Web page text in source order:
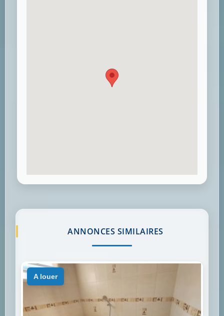
ANNONCES SIMILAIRES
a louer